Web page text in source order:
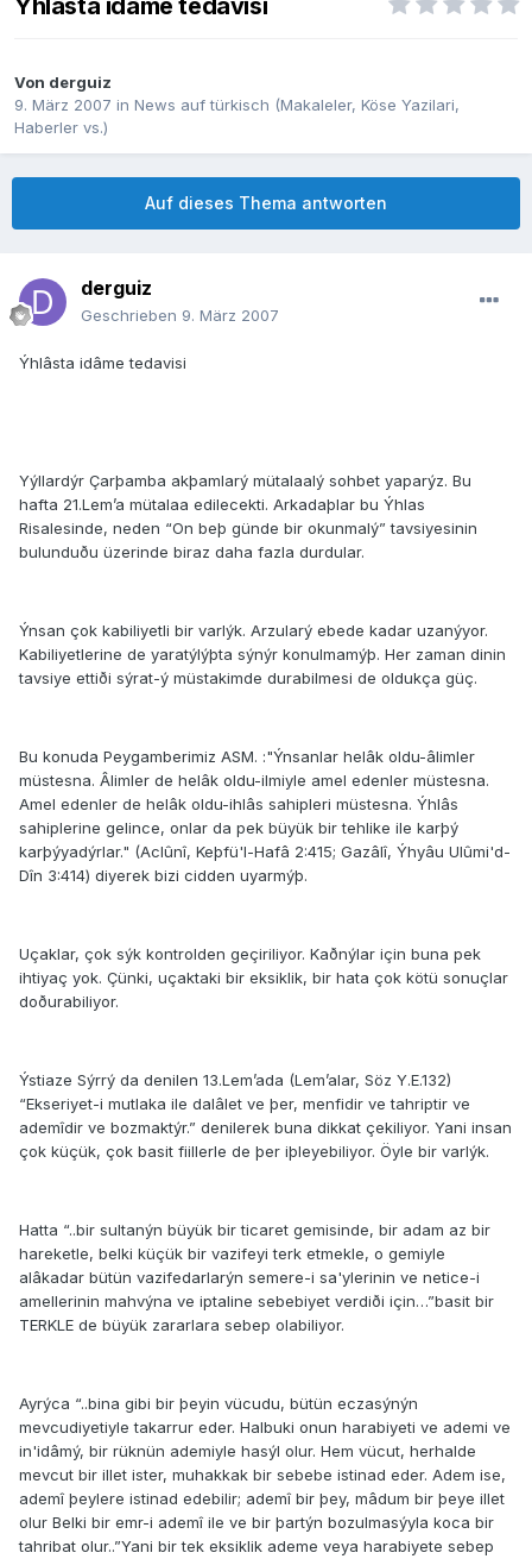
Ýhlâsta idâme tedavisi
Von derguiz
9. März 2007 in News auf türkisch (Makaleler, Köse Yazilari,
Haberler vs.)
Auf dieses Thema antworten
derguiz
Geschrieben 9. März 2007
Ýhlâsta idâme tedavisi
Yýllardýr Çarþamba akþamlarý mütalaalý sohbet yaparýz. Bu
hafta 21.Lem’a mütalaa edilecekti. Arkadaþlar bu Ýhlas
Risalesinde, neden “On beþ günde bir okunmalý” tavsiyesinin
bulunduðu üzerinde biraz daha fazla durdular.
Ýnsan çok kabiliyetli bir varlýk. Arzularý ebede kadar uzanýyor.
Kabiliyetlerine de yaratýlýþta sýnýr konulmamýþ. Her zaman dinin
tavsiye ettiði sýrat-ý müstakimde durabilmesi de oldukça güç.
Bu konuda Peygamberimiz ASM. :"Ýnsanlar helâk oldu-âlimler
müstesna. Âlimler de helâk oldu-ilmiyle amel edenler müstesna.
Amel edenler de helâk oldu-ihlâs sahipleri müstesna. Ýhlâs
sahiplerine gelince, onlar da pek büyük bir tehlike ile karþý
karþýyadýrlar." (Aclûnî, Keþfü'l-Hafâ 2:415; Gazâlî, Ýhyâu Ulûmi'd-
Dîn 3:414) diyerek bizi cidden uyarmýþ.
Uçaklar, çok sýk kontrolden geçiriliyor. Kaðnýlar için buna pek
ihtiyaç yok. Çünki, uçaktaki bir eksiklik, bir hata çok kötü sonuçlar
doðurabiliyor.
Ýstiaze Sýrrý da denilen 13.Lem’ada (Lem’alar, Söz Y.E.132)
“Ekseriyet-i mutlaka ile dalâlet ve þer, menfidir ve tahriptir ve
ademîdir ve bozmaktýr.” denilerek buna dikkat çekiliyor. Yani insan
çok küçük, çok basit fiillerle de þer iþleyebiliyor. Öyle bir varlýk.
Hatta “..bir sultanýn büyük bir ticaret gemisinde, bir adam az bir
hareketle, belki küçük bir vazifeyi terk etmekle, o gemiyle
alâkadar bütün vazifedarlarýn semere-i sa'ylerinin ve netice-i
amellerinin mahvýna ve iptaline sebebiyet verdiði için…”basit bir
TERKLE de büyük zararlara sebep olabiliyor.
Ayrýca “..bina gibi bir þeyin vücudu, bütün eczasýnýn
mevcudiyetiyle takarrur eder. Halbuki onun harabiyeti ve ademi ve
in'idâmý, bir rüknün ademiyle hasýl olur. Hem vücut, herhalde
mevcut bir illet ister, muhakkak bir sebebe istinad eder. Adem ise,
ademî þeylere istinad edebilir; ademî bir þey, mâdum bir þeye illet
olur Belki bir emr-i ademî ile ve bir þartýn bozulmasýyla koca bir
tahribat olur..”Yani bir tek eksiklik ademe veya harabiyete sebep